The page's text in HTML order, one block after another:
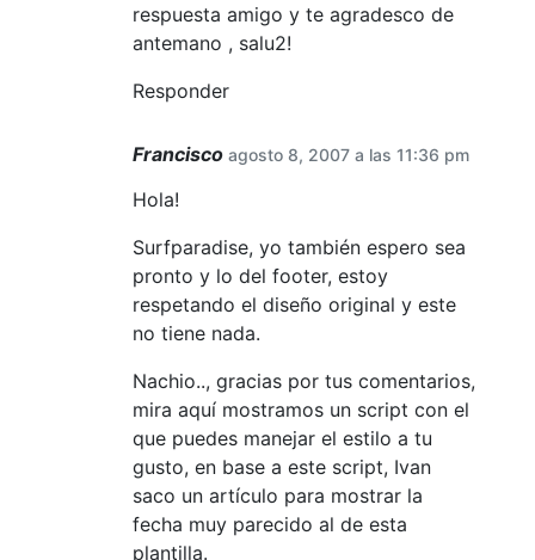
respuesta amigo y te agradesco de
antemano , salu2!
Responder
Francisco agosto 8, 2007 a las 11:36 pm
Hola!
Surfparadise, yo también espero sea
pronto y lo del footer, estoy
respetando el diseño original y este
no tiene nada.
Nachio.., gracias por tus comentarios,
mira aquí mostramos un script con el
que puedes manejar el estilo a tu
gusto, en base a este script, Ivan
saco un artículo para mostrar la
fecha muy parecido al de esta
plantilla.